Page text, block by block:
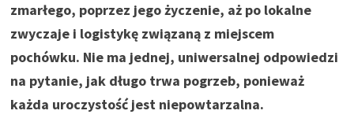
zmarłego, poprzez jego życzenie, aż po lokalne
zwyczaje i logistykę związaną z miejscem
pochówku. Nie ma jednej, uniwersalnej odpowiedzi
na pytanie, jak długo trwa pogrzeb, ponieważ
każda uroczystość jest niepowtarzalna.